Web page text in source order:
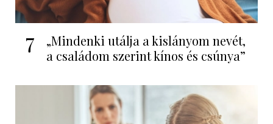
7
„Mindenki utálja a kislányom nevét,
a családom szerint kínos és csúnya”